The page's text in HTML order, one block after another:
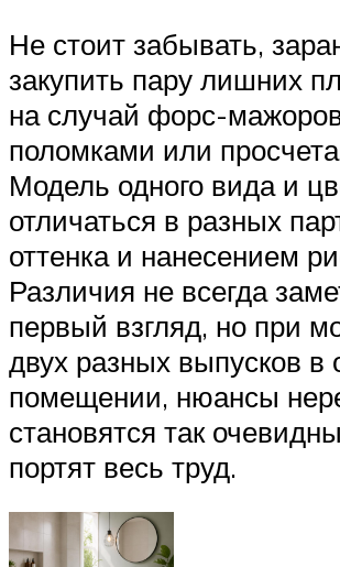
Не стоит забывать,
закупить пару лишних
на случай форс-
поломками или
Модель одного вида и
отличаться в разных
оттенка и нанесением
Различия не всегда
первый взгляд, но при
двух разных выпусков в
помещении, нюансы
становятся так
портят весь труд.